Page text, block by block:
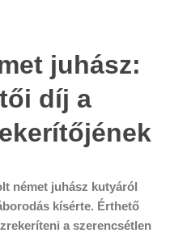
juhász:
díj a
német juhász kutyáról
kísérte. Érthető
a szerencsétlen